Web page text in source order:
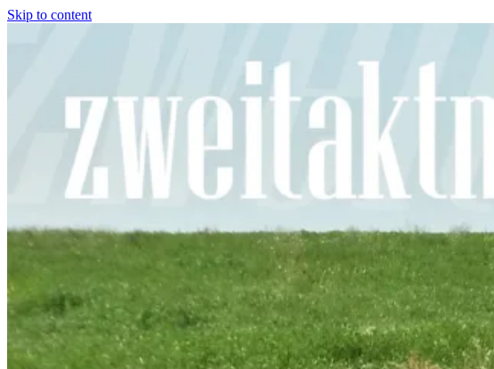
Skip to content